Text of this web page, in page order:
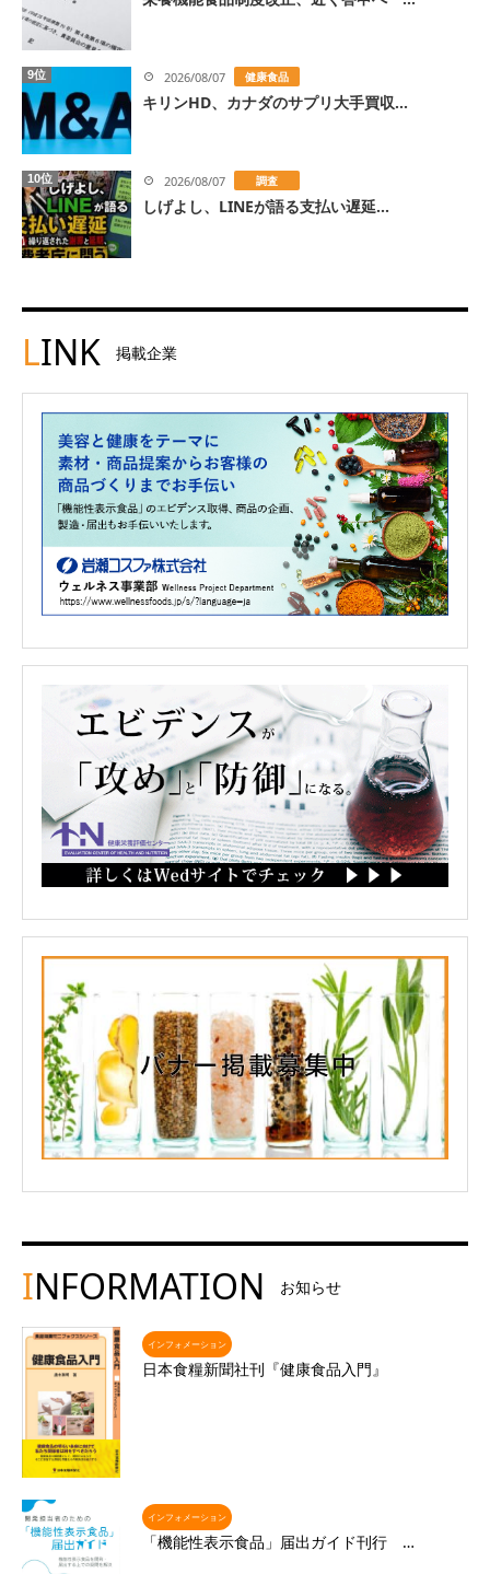
9位 2026/08/07 健康食品
キリンHD、カナダのサプリ大手買収...
10位 2026/08/07 調査
しげよし、LINEが語る支払い遅延...
LINK 掲載企業
INFORMATION お知らせ
インフォメーション
日本食糧新聞社刊『健康食品入門』
インフォメーション
「機能性表示食品」届出ガイド刊行 …